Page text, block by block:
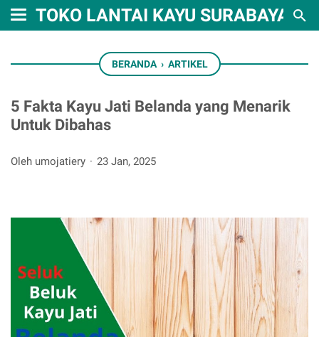
TOKO LANTAI KAYU SURABAYA
BERANDA › ARTIKEL
5 Fakta Kayu Jati Belanda yang Menarik
Untuk Dibahas
Oleh umojatiery 23 Jan, 2025